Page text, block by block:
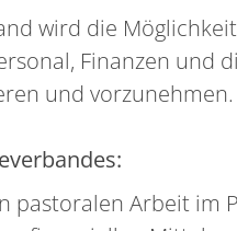
wird die
Finanzen und
und vorzunehmen.
pastoralen Arbeit im